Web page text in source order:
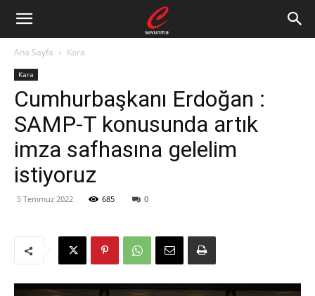
Ana Sayfa Kara
Kara
Cumhurbaşkanı Erdoğan :
SAMP-T konusunda artık
imza safhasına gelelim
istiyoruz
5 Temmuz 2022 685 0